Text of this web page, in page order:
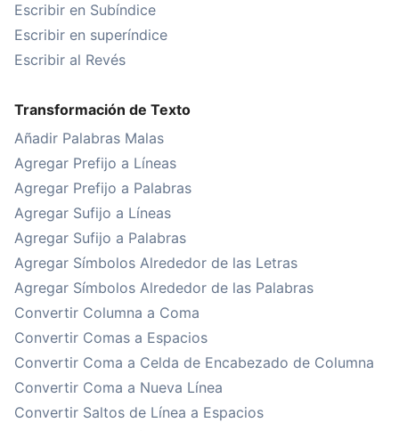
Escribir en Subíndice
Escribir en superíndice
Escribir al Revés
Transformación de Texto
Añadir Palabras Malas
Agregar Prefijo a Líneas
Agregar Prefijo a Palabras
Agregar Sufijo a Líneas
Agregar Sufijo a Palabras
Agregar Símbolos Alrededor de las Letras
Agregar Símbolos Alrededor de las Palabras
Convertir Columna a Coma
Convertir Comas a Espacios
Convertir Coma a Celda de Encabezado de Columna
Convertir Coma a Nueva Línea
Convertir Saltos de Línea a Espacios